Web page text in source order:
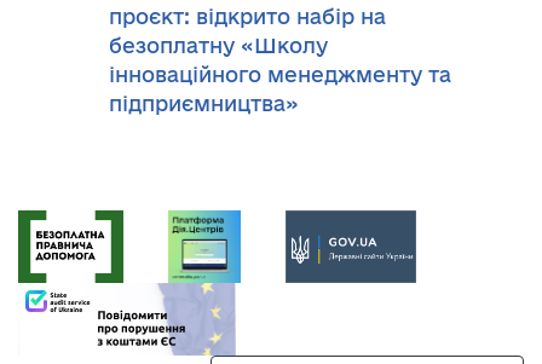
проєкт: відкрито набір на
безоплатну «Школу
інноваційного менеджменту та
підприємництва»